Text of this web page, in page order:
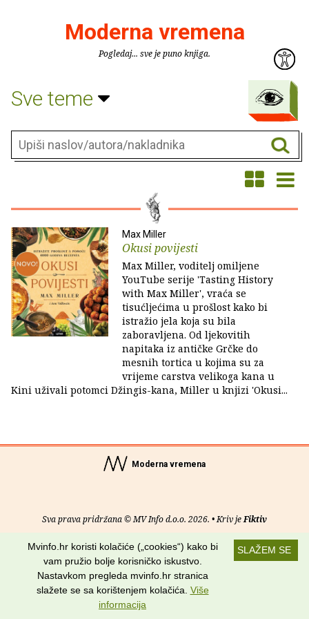
Moderna vremena
Pogledaj... sve je puno knjiga.
Sve teme
Max Miller
Okusi povijesti
Max Miller, voditelj omiljene
YouTube serije 'Tasting History
with Max Miller', vraća se
tisućljećima u prošlost kako bi
istražio jela koja su bila
zaboravljena. Od ljekovitih
napitaka iz antičke Grčke do
mesnih tortica u kojima su za
vrijeme carstva velikoga kana u
Kini uživali potomci Džingis-kana, Miller u knjizi 'Okusi...
Moderna vremena
Sva prava pridržana © MV Info d.o.o. 2026. • Kriv jeFiktiv
O nama• Pomoć•Uvjeti korištenja•RSS kanali
Potraži nas na:
SLAŽEM SE
Mvinfo.hr koristi kolačiće („cookies“) kako bi
vam pružio bolje korisničko iskustvo.
Nastavkom pregleda mvinfo.hr stranica
slažete se sa korištenjem kolačića. Više
informacija